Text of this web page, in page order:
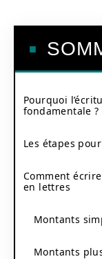
Pourquoi
fondamentale ?
Les étapes
Comment
en lettres
Montants
Montants